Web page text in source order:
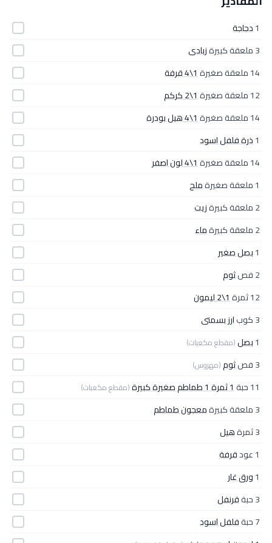
1دجاجة
3 ملعقة كبيرة
زبادى
14 ملعقة صغيرة
1\4 قرفة
12 ملعقة صغيرة
1\2 كركم
14 ملعقة صغيرة
1\4 هيل بودرة
1ذرة فلفل اسود
14 ملعقة صغيرة
1\4 لون اصفر
1 ملعقة صغيرة
ملح
2 ملعقة كبيرة
زيت
2 ملعقة كبيرة
ماء
1بصل صغير
2 فص
ثوم
12 ثمرة
1\2 ليمون
3 كوب
ارز بسمتى
1بصل(مقطع مكعبات)
3 فص ثوم(مهروس)
11 حبة 1 ثمرة 1 طماطم صغيرة كبيرة (مقطع مكعبات)
3 ملعقة كبيرة
معجون طماطم
3 ثمرة
هيل
1 عود
قرفة
1ورق غار
3 حبة
قرنفل
7 حبة
فلفل اسود